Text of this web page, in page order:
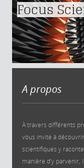
Focus
A propos
À travers différents
vous invite à
scientifiques y
manière d’y